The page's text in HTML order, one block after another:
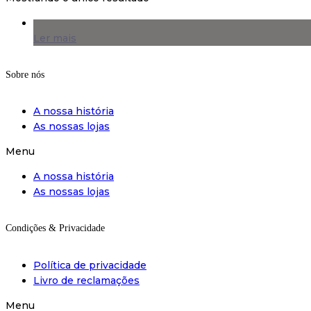
Ler mais
Sobre nós
A nossa história
As nossas lojas
Menu
A nossa história
As nossas lojas
Condições & Privacidade
Política de privacidade
Livro de reclamações
Menu